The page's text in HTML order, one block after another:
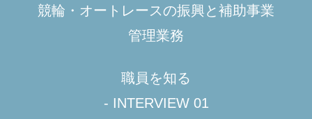
競輪・オートレースの振興と補助事業
管理業務
職員を知る
- INTERVIEW 01